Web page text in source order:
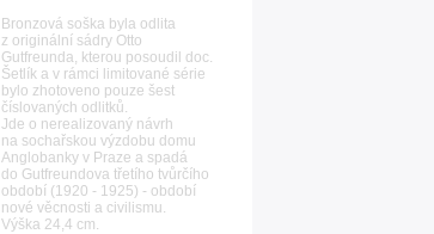
Bronzová soška byla odlita
z originální sádry Otto
Gutfreunda, kterou posoudil doc.
Šetlík a v rámci limitované série
bylo zhotoveno pouze šest
číslovaných odlitků.
Jde o nerealizovaný návrh
na sochařskou výzdobu domu
Anglobanky v Praze a spadá
do Gutfreundova třetího tvůrčího
období (1920 - 1925) - období
nové věcnosti a civilismu.
Výška 24,4 cm.